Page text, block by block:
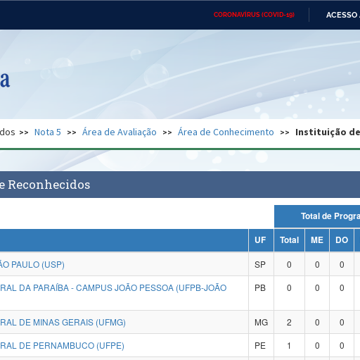
CORONAVÍRUS (COVID-19) ACESSO
Ministério das
Ministério do Desenvolvimento
Regional
Gabinete de Segurança Advocacia-Geral da União Banco Central do
Nota 5 Área de Avaliação Área de Conhecimento Instituição
Reconhecidos
UF Total ME DO
PAULO (USP)
SP 0 0 0
DA PARAÍBA - CAMPUS JOÃO PESSOA (UFPB-JOÃO
PB 0 0 0
DE MINAS GERAIS (UFMG) MG 2 0 0
DE PERNAMBUCO (UFPE)
PE 1 0 0